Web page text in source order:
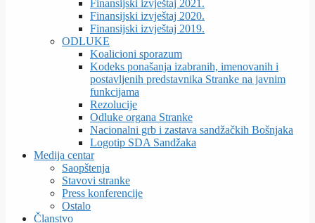
Finansijski izvještaj 2021.
Finansijski izvještaj 2020.
Finansijski izvještaj 2019.
ODLUKE
Koalicioni sporazum
Kodeks ponašanja izabranih, imenovanih i
postavljenih predstavnika Stranke na javnim
funkcijama
Rezolucije
Odluke organa Stranke
Nacionalni grb i zastava sandžačkih Bošnjaka
Logotip SDA Sandžaka
Medija centar
Saopštenja
Stavovi stranke
Press konferencije
Ostalo
Članstvo